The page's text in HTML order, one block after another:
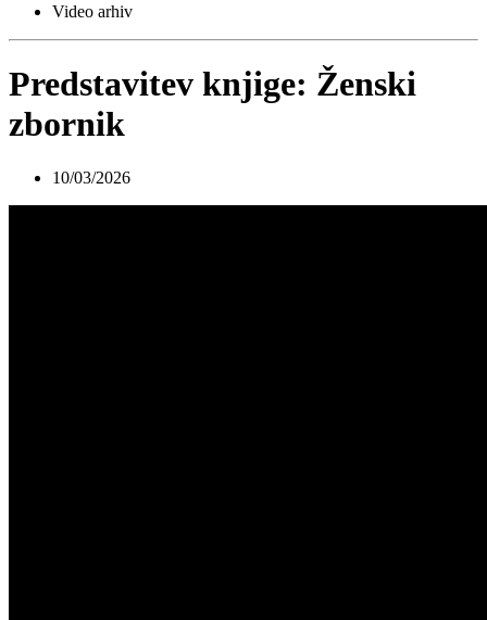
Video arhiv
Predstavitev knjige: Ženski
zbornik
10/03/2026